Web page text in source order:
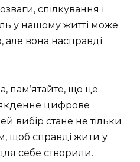
спілкування і
у нашому житті може
вона насправді
пам’ятайте, що це
цифрове
вибір стане не тільки
щоб справді жити у
себе створили.